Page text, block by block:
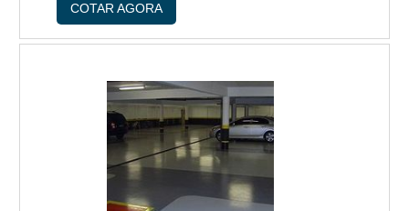
processos de usinagem, o fluido de corte
solúvel apresenta um ótimo custo-benefício e
Por essas e outras razões, destaca-se como
um material de suma relevância nas operações
de usinagem. Tipos de aplicações do
produtoAntes de mais nada, é importante
esclarecer que a escolha do fluido de corte vai
depender das necessidades e características
COTAR AGORA